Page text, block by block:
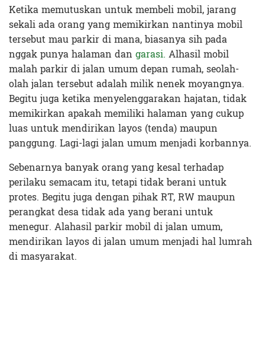
Ketika memutuskan untuk membeli mobil, jarang
sekali ada orang yang memikirkan nantinya mobil
tersebut mau parkir di mana, biasanya sih pada
nggak punya halaman dan garasi. Alhasil mobil
malah parkir di jalan umum depan rumah, seolah-
olah jalan tersebut adalah milik nenek moyangnya.
Begitu juga ketika menyelenggarakan hajatan, tidak
memikirkan apakah memiliki halaman yang cukup
luas untuk mendirikan layos (tenda) maupun
panggung. Lagi-lagi jalan umum menjadi korbannya.
Sebenarnya banyak orang yang kesal terhadap
perilaku semacam itu, tetapi tidak berani untuk
protes. Begitu juga dengan pihak RT, RW maupun
perangkat desa tidak ada yang berani untuk
menegur. Alahasil parkir mobil di jalan umum,
mendirikan layos di jalan umum menjadi hal lumrah
di masyarakat.